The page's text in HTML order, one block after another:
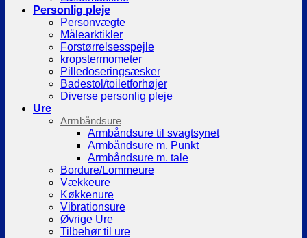
Personlig pleje
Personvægte
Målearktikler
Forstørrelsesspejle
kropstermometer
Pilledoseringsæsker
Badestol/toiletforhøjer
Diverse personlig pleje
Ure
Armbåndsure
Armbåndsure til svagtsynet
Armbåndsure m. Punkt
Armbåndsure m. tale
Bordure/Lommeure
Vækkeure
Køkkenure
Vibrationsure
Øvrige Ure
Tilbehør til ure